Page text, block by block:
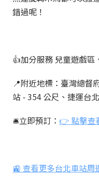
錯過呢！
👍加分服務 兒童遊戲
📍附近地標：臺灣總督
站 - 354 公尺、捷運台
🛎️立即預訂： 👉 點擊查
🚉 查看更多台北車站周